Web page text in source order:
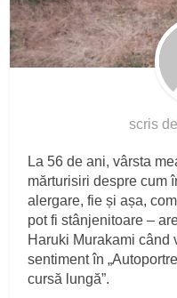
scris de
La 56 de ani, vârsta
mărturisiri despre cum
alergare, fie și așa,
pot fi stânjenitoare –
Haruki Murakami când
sentiment în
cursă lungă”.